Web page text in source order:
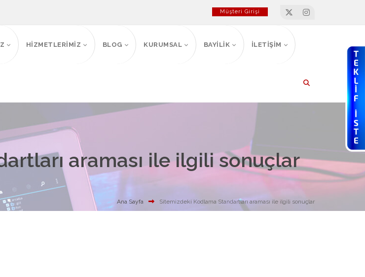
Müşteri Girişi
HİZMETLERİMİZ BLOG KURUMSAL BAYİLİK İLETİŞİM
araması ile ilgili sonuçlar
Ana Sayfa Sitemizdeki Kodlama Standartları araması ile ilgili sonuçlar